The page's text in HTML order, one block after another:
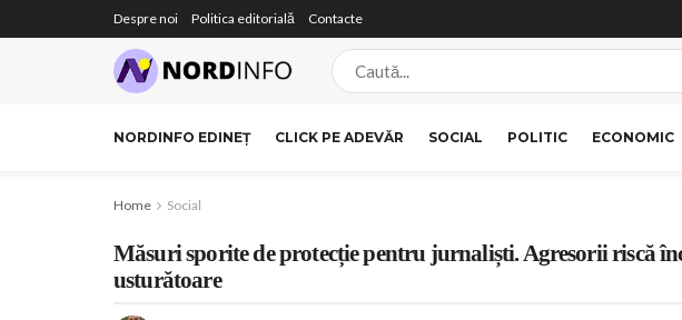
Despre noi Politica editorială Contacte
NORDINFO EDINEȚ CLICK PE ADEVĂR SOCIAL POLITIC ECONOMIC
Home Social
Măsuri sporite de protecție pentru jurnaliști. Agresorii riscă
usturătoare